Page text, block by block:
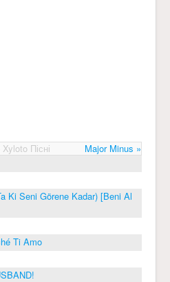
Пісні
Major Minus »
Ki Seni Görene Kadar) [Beni Al
Ti Amo